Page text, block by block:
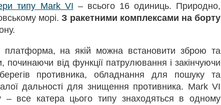
типу Mark VI – всього 16 одиниць. Природно,
морі.З ракетними комплексами на борту
на якій можна встановити зброю та
від функції патрулювання і закінчуючи
противника, обладнання для пошуку та
дальності для знищення противника. Mark VI
– все катера цього типу знаходяться в одному